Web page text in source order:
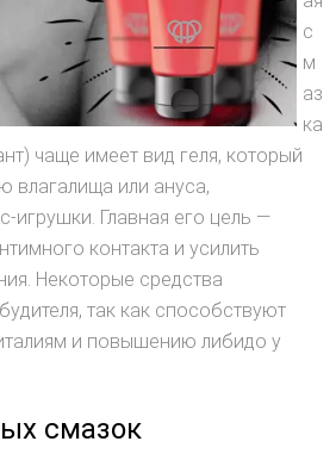
с
м
аз
ка
чаще имеет вид геля, который
влагалища или ануса,
игрушки. Главная его цель —
контакта и усилить
Некоторые средства
так как способствуют
и повышению либидо у
смазок